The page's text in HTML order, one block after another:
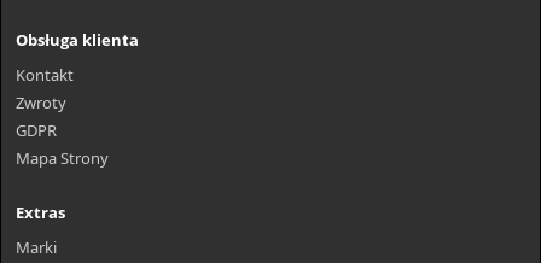
Obsługa klienta
Kontakt
Zwroty
GDPR
Mapa Strony
Extras
Marki